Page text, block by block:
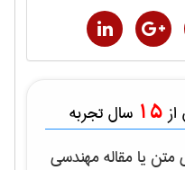
15 سال تجربه
یا مقالهمهندسی